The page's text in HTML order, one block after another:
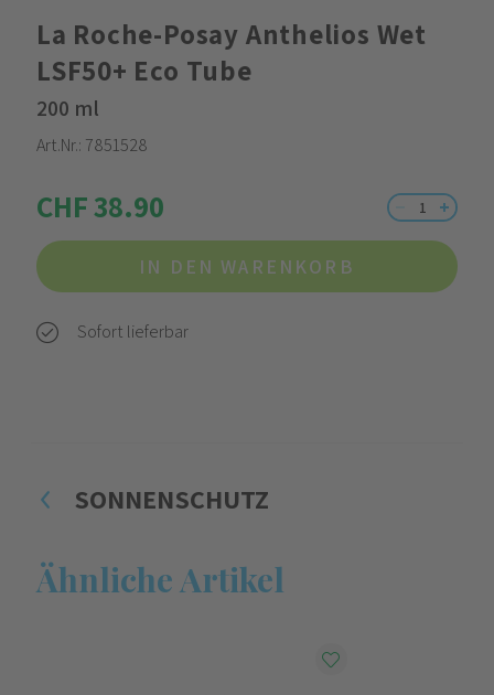
La Roche-Posay Anthelios Wet
LSF50+ Eco Tube
200 ml
Art.Nr.: 7851528
CHF 38.90
IN DEN WARENKORB
Sofort lieferbar
SONNENSCHUTZ
Ähnliche Artikel